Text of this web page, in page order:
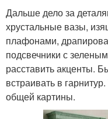
Дальше дело за
хрустальные вазы,
плафонами,
подсвечники с
расставить акценты.
встраивать в
общей картины.